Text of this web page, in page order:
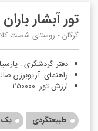
تور آبشار
گرگان - روستای شصت کلا
دفتر گردشگری :
راهنمای: آریوبرزن
ارزش تور: 250000
طبیعتگردی یک